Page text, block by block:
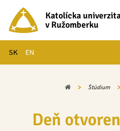
Katolícka
v Ružomberku
SK EN
Hlavné menu
DomovŠtúdium
Deň